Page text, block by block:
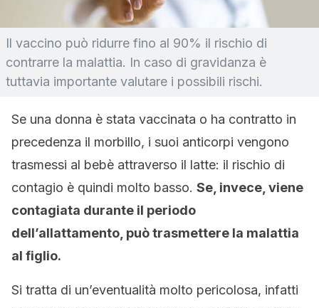
Il vaccino può ridurre fino al 90% il rischio di
contrarre la malattia. In caso di gravidanza è
tuttavia importante valutare i possibili rischi.
Se una donna è stata vaccinata o ha contratto in
precedenza il morbillo, i suoi anticorpi vengono
trasmessi al bebè attraverso il latte: il rischio di
contagio è quindi molto basso. Se, invece, viene
contagiata durante il periodo
dell’allattamento, può trasmettere la malattia
al figlio.
Si tratta di un’eventualità molto pericolosa, infatti